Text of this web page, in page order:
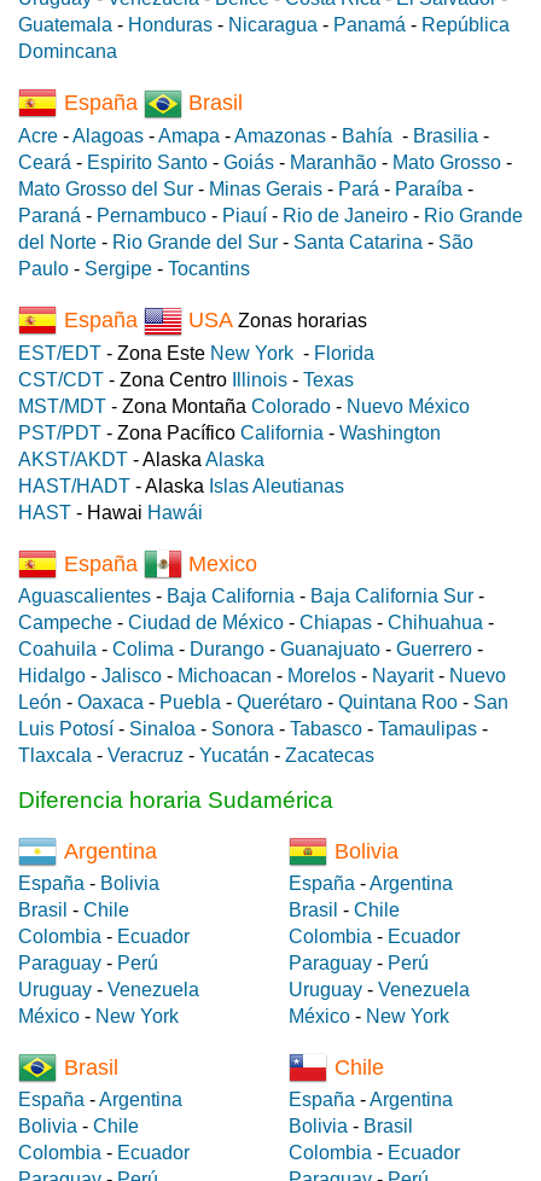
Guatemala - Honduras - Nicaragua - Panamá - República
Domincana
España Brasil
Acre -Alagoas -Amapa -Amazonas - Bahía - Brasilia -
Ceará - Espirito Santo - Goiás - Maranhão - Mato Grosso -
Mato Grosso del Sur - Minas Gerais - Pará - Paraíba -
Paraná - Pernambuco - Piauí - Rio de Janeiro - Rio Grande
del Norte - Rio Grande del Sur - Santa Catarina - São
Paulo - Sergipe - Tocantins
España USA Zonas horarias
EST/EDT - Zona Este New York - Florida
CST/CDT - Zona Centro Illinois - Texas
MST/MDT - Zona Montaña Colorado - Nuevo México
PST/PDT - Zona Pacífico California - Washington
AKST/AKDT - Alaska Alaska
HAST/HADT - Alaska Islas Aleutianas
HAST - Hawai Hawái
España Mexico
Aguascalientes - Baja California - Baja California Sur -
Campeche - Ciudad de México - Chiapas - Chihuahua -
Coahuila - Colima - Durango - Guanajuato - Guerrero -
Hidalgo - Jalisco - Michoacan - Morelos - Nayarit- Nuevo
León - Oaxaca - Puebla - Querétaro - Quintana Roo - San
Luis Potosí - Sinaloa - Sonora - Tabasco - Tamaulipas -
Tlaxcala - Veracruz - Yucatán - Zacatecas
Diferencia horaria Sudamérica
Argentina
España - Bolivia
Brasil - Chile
Colombia - Ecuador
Paraguay - Perú
Uruguay - Venezuela
México - New York
Bolivia
España -Argentina
Brasil - Chile
Colombia - Ecuador
Paraguay - Perú
Uruguay - Venezuela
México - New York
Brasil
España -Argentina
Bolivia - Chile
Colombia - Ecuador
Chile
España -Argentina
Bolivia - Brasil
Colombia - Ecuador